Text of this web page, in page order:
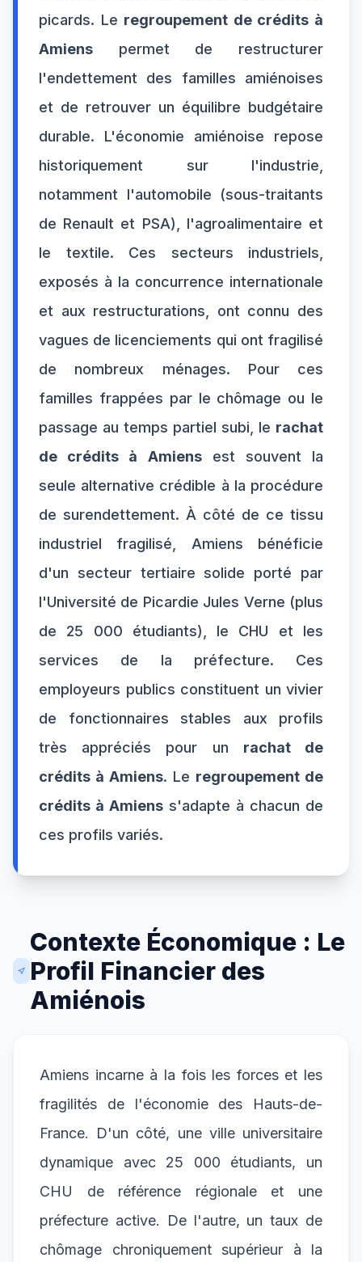
picards. Le regroupement de crédits à
Amiens permet de restructurer
l'endettement des familles amiénoises
et de retrouver un équilibre budgétaire
durable. L'économie amiénoise repose
historiquement sur l'industrie,
notamment l'automobile (sous-traitants
de Renault et PSA), l'agroalimentaire et
le textile. Ces secteurs industriels,
exposés à la concurrence internationale
et aux restructurations, ont connu des
vagues de licenciements qui ont fragilisé
de nombreux ménages. Pour ces
familles frappées par le chômage ou le
passage au temps partiel subi, le rachat
de crédits à Amiensest souvent la
seule alternative crédible à la procédure
de surendettement. À côté de ce tissu
industriel fragilisé, Amiens bénéficie
d'un secteur tertiaire solide porté par
l'Université de Picardie Jules Verne (plus
de 25 000 étudiants), le CHU et les
services de la préfecture. Ces
employeurs publics constituent un vivier
de fonctionnaires stables aux profils
très appréciés pour un rachat de
crédits à Amiens. Le regroupement de
crédits à Amiens s'adapte à chacun de
ces profils variés.
Contexte Économique : Le
Profil Financier des
Amiénois
Amiens incarne à la fois les forces et les
fragilités de l'économie des Hauts-de-
France. D'un côté, une ville universitaire
dynamique avec 25 000 étudiants, un
CHU de référence régionale et une
préfecture active. De l'autre, un taux de
chômage chroniquement supérieur à la